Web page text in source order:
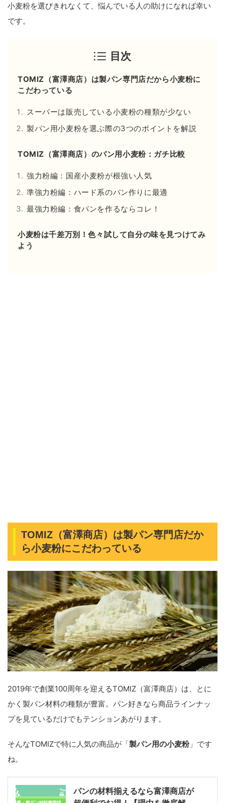
小麦粉を選びきれなくて、悩んでいる人の助けになれば幸い
です。
目次
TOMIZ（富澤商店）は製パン専門店だから小麦粉に
こだわっている
スーパーは販売している小麦粉の種類が少ない
製パン用小麦粉を選ぶ際の3つのポイントを解説
TOMIZ（富澤商店）のパン用小麦粉：ガチ比較
強力粉編：国産小麦粉が根強い人気
準強力粉編：ハード系のパン作りに最適
最強力粉編：食パンを作るならコレ！
小麦粉は千差万別！色々試して自分の味を見つけてみ
よう
TOMIZ（富澤商店）は製パン専門店だか
ら小麦粉にこだわっている
2019年で創業100周年を迎えるTOMIZ（富澤商店）は、とに
かく製パン材料の種類が豊富。パン好きなら商品ラインナッ
プを見ているだけでもテンションあがります。
そんなTOMIZで特に人気の商品が「製パン用の小麦粉」です
ね。
パンの材料揃えるなら富澤商店が